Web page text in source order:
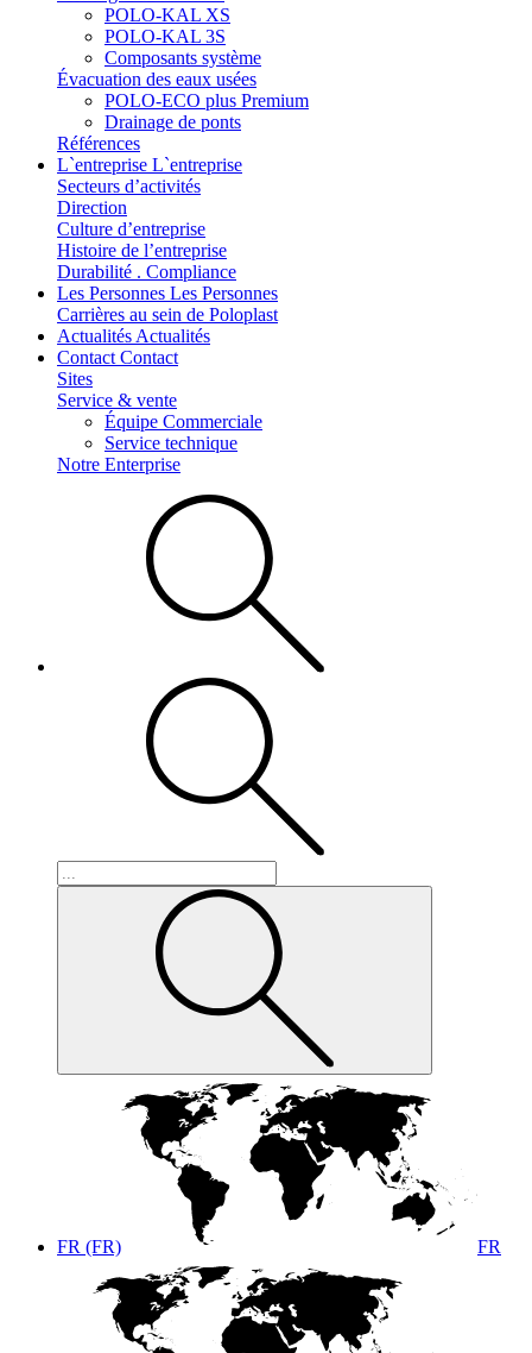
POLO-KAL XS
POLO-KAL 3S
Composants système
Évacuation des eaux usées
POLO-ECO plus Premium
Drainage de ponts
Références
L`entreprise L`entreprise
Secteurs d’activités
Direction
Culture d’entreprise
Histoire de l’entreprise
Durabilité . Compliance
Les Personnes Les Personnes
Carrières au sein de Poloplast
Actualités Actualités
Contact Contact
Sites
Service & vente
Équipe Commerciale
Service technique
Notre Enterprise
FR (FR) FR